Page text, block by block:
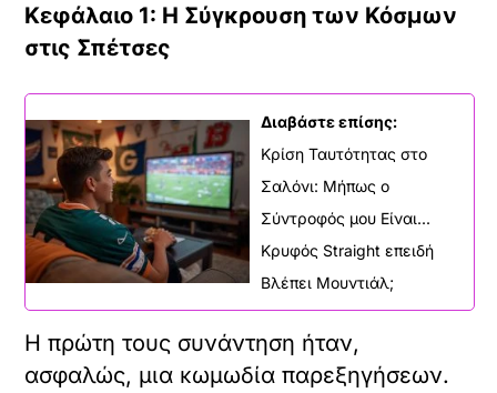
Κεφάλαιο 1: Η Σύγκρουση των Κόσμων
στις Σπέτσες
Διαβάστε επίσης:
Κρίση Ταυτότητας στο
Σαλόνι: Μήπως ο
Σύντροφός μου Είναι...
Κρυφός Straight επειδή
Βλέπει Μουντιάλ;
Η πρώτη τους συνάντηση ήταν,
ασφαλώς, μια κωμωδία παρεξηγήσεων.